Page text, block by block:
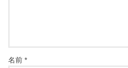
名前*